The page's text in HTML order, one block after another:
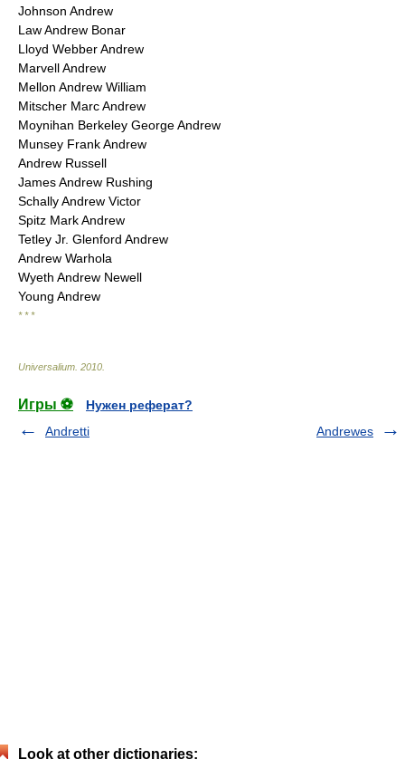
Johnson Andrew
Law Andrew Bonar
Lloyd Webber Andrew
Marvell Andrew
Mellon Andrew William
Mitscher Marc Andrew
Moynihan Berkeley George Andrew
Munsey Frank Andrew
Andrew Russell
James Andrew Rushing
Schally Andrew Victor
Spitz Mark Andrew
Tetley Jr. Glenford Andrew
Andrew Warhola
Wyeth Andrew Newell
Young Andrew
* * *
Universalium 2010
Игры ⚽
Нужен реферат?
Andretti
Andrewes
Look at other dictionaries: